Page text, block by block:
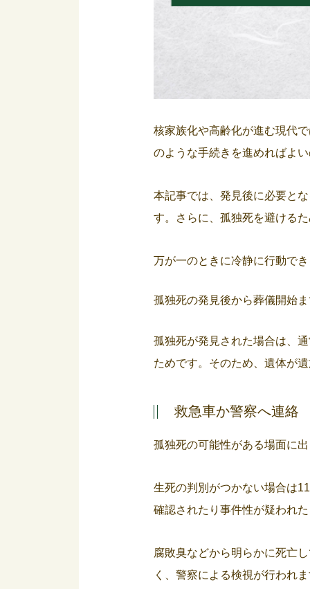
核家族化や高齢化が進む現代
のような手続きを進めればよ
本記事では、発見後に必要と
す。さらに、孤独死を避ける
万が一のときに冷静に行動で
孤独死の発見後から葬儀開始
孤独死が発見された場合は、
ためです。そのため、遺体が
救急車か警察へ連絡
孤独死の可能性がある場面に
生死の判別がつかない場合は
確認されたり事件性が疑われ
腐敗臭などから明らかに死亡
く、警察による検視が行われ